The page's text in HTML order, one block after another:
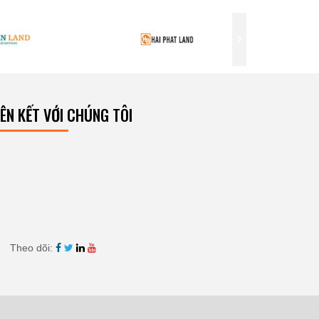
KẾT VỚI CHÚNG TÔI
Theo dõi: